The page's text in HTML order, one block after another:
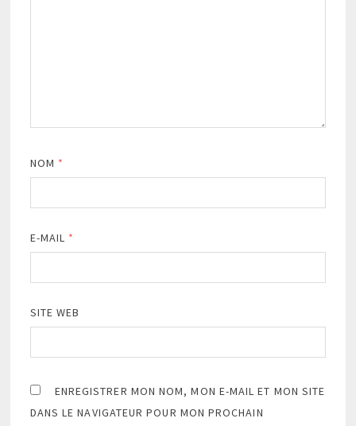
NOM *
E-MAIL *
SITE WEB
ENREGISTRER MON NOM, MON E-MAIL ET MON SITE
DANS LE NAVIGATEUR POUR MON PROCHAIN